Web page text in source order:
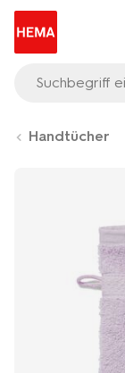
Suchbegriff
Handtücher